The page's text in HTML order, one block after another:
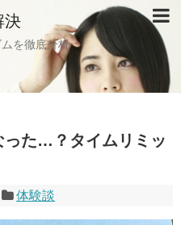
決
を徹底分析
った…？タイムリミッ
体験談